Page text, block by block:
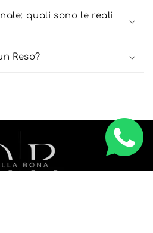
quali sono le reali
Reso?